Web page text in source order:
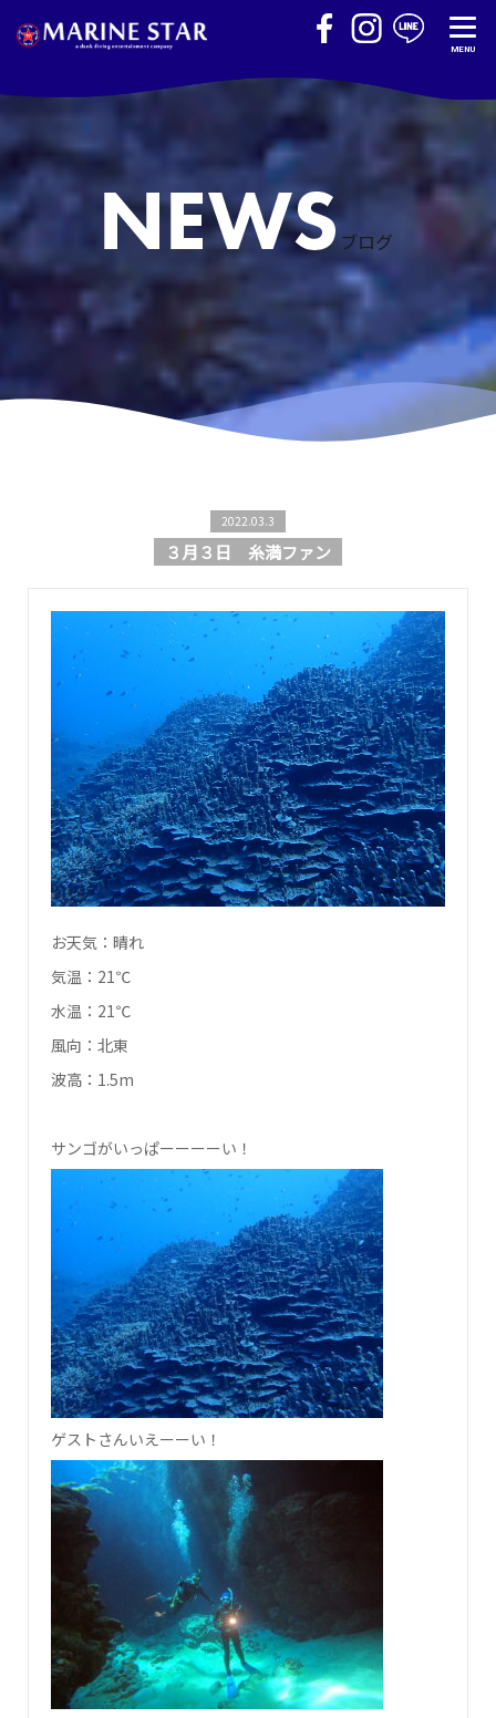
MENU
ブログ
2022.03.3
３月３日 糸満ファン
お天気：晴れ
気温：21℃
水温：21℃
風向：北東
波高：1.5m
サンゴがいっぱーーーーい！
ゲストさんいえーーい！